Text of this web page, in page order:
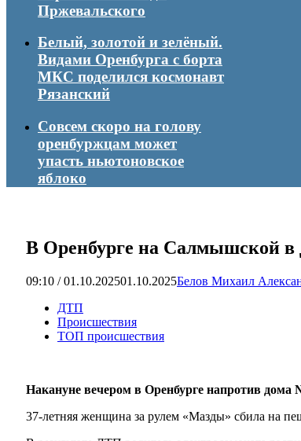
Пржевальского
Белый, золотой и зелёный.
Видами Оренбурга с борта
МКС поделился космонавт
Рязанский
Совсем скоро на голову
оренбуржцам может
упасть ньютоновское
яблоко
В Оренбурге на Салмышской в
09:10 / 01.10.202501.10.2025Белов Михаил
ДТП
Происшествия
ТОП происшествия
Накануне вечером в Оренбурге напротив
37-летняя женщина за рулем «Мазды» сбила на